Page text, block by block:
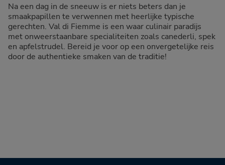
Na een dag in de sneeuw is er niets beters dan je
smaakpapillen te verwennen met heerlijke typische
gerechten. Val di Fiemme is een waar culinair paradijs
met onweerstaanbare specialiteiten zoals canederli, spek
en apfelstrudel. Bereid je voor op een onvergetelijke reis
door de authentieke smaken van de traditie!